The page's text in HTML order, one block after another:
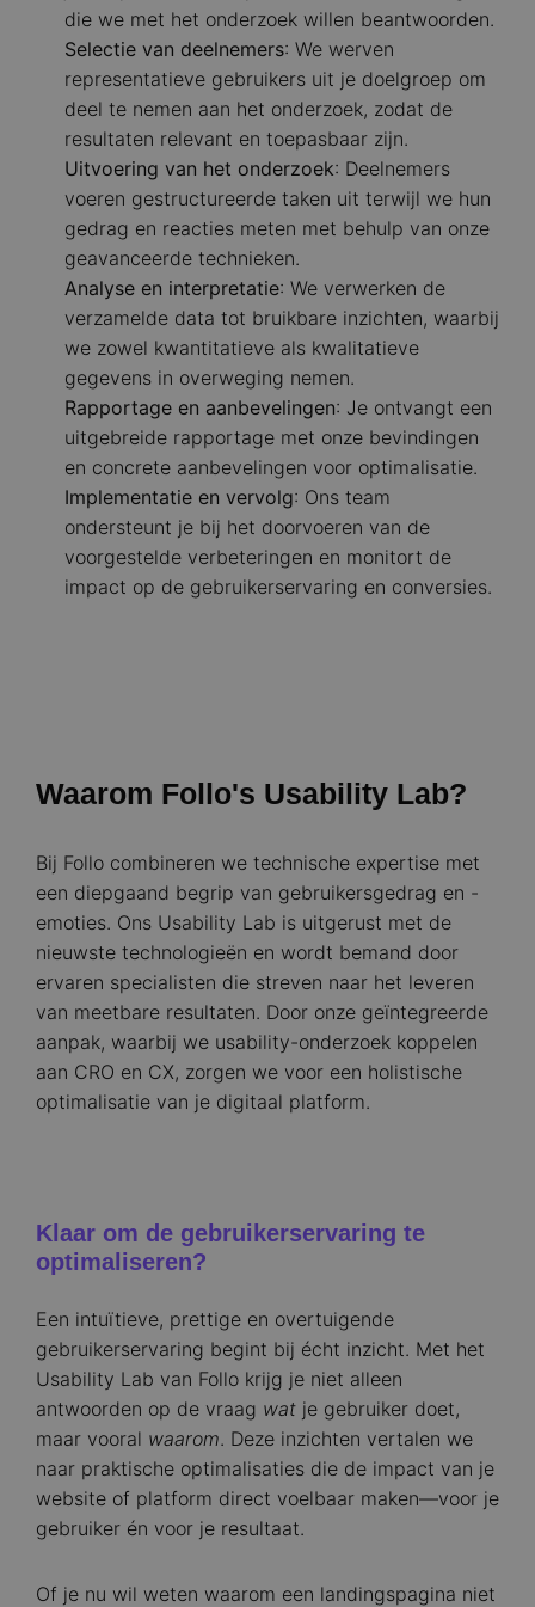
die we met het onderzoek willen beantwoorden.
Selectie van deelnemers: We werven
representatieve gebruikers uit je doelgroep om
deel te nemen aan het onderzoek, zodat de
resultaten relevant en toepasbaar zijn.
Uitvoering van het onderzoek: Deelnemers
voeren gestructureerde taken uit terwijl we hun
gedrag en reacties meten met behulp van onze
geavanceerde technieken.
Analyse en interpretatie: We verwerken de
verzamelde data tot bruikbare inzichten, waarbij
we zowel kwantitatieve als kwalitatieve
gegevens in overweging nemen.
Rapportage en aanbevelingen: Je ontvangt een
uitgebreide rapportage met onze bevindingen
en concrete aanbevelingen voor optimalisatie.
Implementatie en vervolg: Ons team
ondersteunt je bij het doorvoeren van de
voorgestelde verbeteringen en monitort de
impact op de gebruikerservaring en conversies.
Waarom Follo's Usability Lab?
Bij Follo combineren we technische expertise met
een diepgaand begrip van gebruikersgedrag en -
emoties. Ons Usability Lab is uitgerust met de
nieuwste technologieën en wordt bemand door
ervaren specialisten die streven naar het leveren
van meetbare resultaten. Door onze geïntegreerde
aanpak, waarbij we usability-onderzoek koppelen
aan CRO en CX, zorgen we voor een holistische
optimalisatie van je digitaal platform.
Klaar om de gebruikerservaring te
optimaliseren?
Een intuïtieve, prettige en overtuigende
gebruikerservaring begint bij écht inzicht. Met het
Usability Lab van Follo krijg je niet alleen
antwoorden op de vraag wat je gebruiker doet,
maar vooral waarom. Deze inzichten vertalen we
naar praktische optimalisaties die de impact van je
website of platform direct voelbaar maken—voor je
gebruiker én voor je resultaat.
Of je nu wil weten waarom een landingspagina niet